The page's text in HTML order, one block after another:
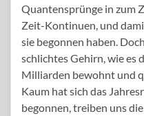
Quantensprünge in zum
Zeit-Kontinuen, und
sie begonnen haben.
schlichtes Gehirn, wie es
Milliarden bewohnt und
Kaum hat sich das
begonnen, treiben uns